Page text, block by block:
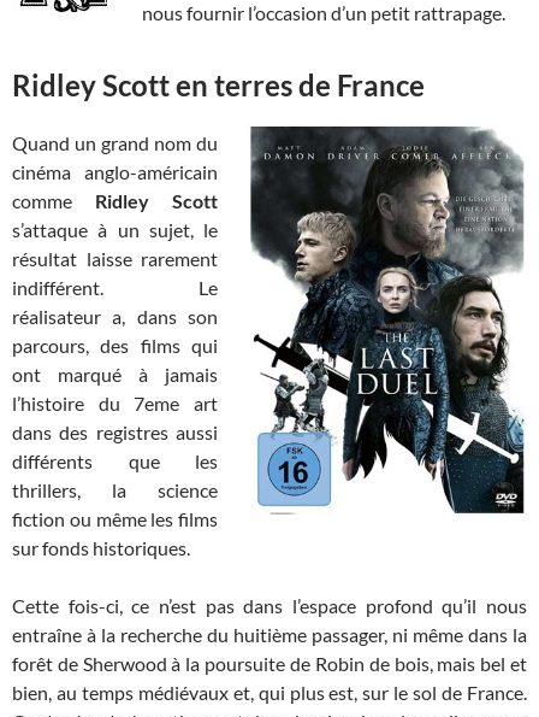
nous fournir l’occasion d’un petit rattrapage.
Ridley Scott en terres de France
Quand un grand nom du
cinéma anglo-américain
comme Ridley Scott
s’attaque à un sujet, le
résultat laisse rarement
indifférent. Le
réalisateur a, dans son
parcours, des films qui
ont marqué à jamais
l’histoire du 7eme art
dans des registres aussi
différents que les
thrillers, la science
fiction ou même les films
sur fonds historiques.
Cette fois-ci, ce n’est pas dans l’espace profond qu’il nous
entraîne à la recherche du huitième passager, ni même dans la
forêt de Sherwood à la poursuite de Robin de bois, mais bel et
bien, au temps médiévaux et, qui plus est, sur le sol de France.